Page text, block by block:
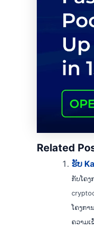
Related
ຮັບ
ກັບໂຄງ
ໂຄງກາ
ຄວາມເ